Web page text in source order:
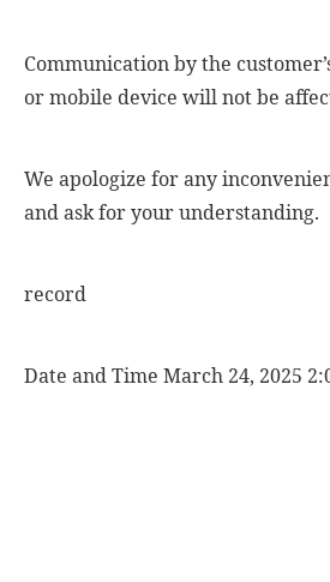
Communication by the
or mobile device will not be
We apologize for any
and ask for your understanding.
record
Date and Time March 24, 2025